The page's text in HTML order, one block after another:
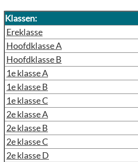
Klassen:
Ereklasse
Hoofdklasse A
Hoofdklasse B
1e klasse A
1e klasse B
1e klasse C
2e klasse A
2e klasse B
2e klasse C
2e klasse D